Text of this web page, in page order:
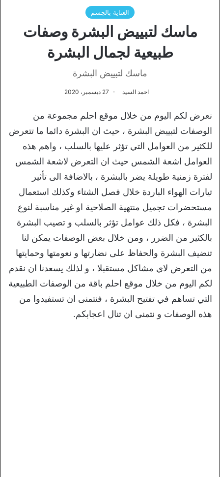
العناية بالجسم
ماسك لتبييض البشرة وصفات
طبيعية لجمال البشرة
ماسك لتبييض البشرة
احمد السيد 27 ديسمبر، 2020
نعرض لكم اليوم من خلال موقع احلم مجموعة من
الوصفات لتبييض البشرة ، حيث ان البشرة دائما ما تتعرض
للكثير من العوامل التي تؤثر عليها بالسلب ، واهم هذه
العوامل اشعة الشمس حيث ان التعرض لاشعة الشمس
لفترة زمنية طويلة يضر بالبشرة ، بالاضافة الى تأثير
تيارات الهواء الباردة خلال فصل الشتاء وكذلك استعمال
مستحضرات تجميل منتهية الصلاحية او غير مناسبة لنوع
البشرة ، فكل ذلك عوامل تؤثر بالسلب و تصيب البشرة
بالكثير من الضرر ، ومن خلال بعض الوصفات يمكن لنا
تنضيف البشرة والحفاظ على نضارتها و نعومتها وحمايتها
من التعرض لاي مشاكل مستقبلا ، و لذلك يسعدنا ان نقدم
لكم اليوم من خلال موقع احلم باقة من الوصفات الطبيعية
التي تساهم في تفتيح البشرة ، فنتمنى ان تستفيدوا من
هذه الوصفات و نتمنى ان تنال اعجابكم.